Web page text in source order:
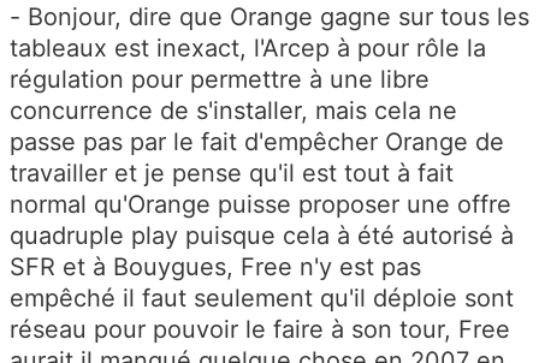
- Bonjour, dire que Orange gagne sur tous les
tableaux est inexact, l'Arcep à pour rôle la
régulation pour permettre à une libre
concurrence de s'installer, mais cela ne
passe pas par le fait d'empêcher Orange de
travailler et je pense qu'il est tout à fait
normal qu'Orange puisse proposer une offre
quadruple play puisque cela à été autorisé à
SFR et à Bouygues, Free n'y est pas
empêché il faut seulement qu'il déploie sont
réseau pour pouvoir le faire à son tour, Free